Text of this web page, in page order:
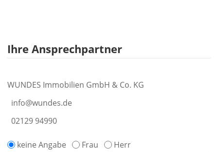
Ihre Ansprechpartner
WUNDES Immobilien GmbH & Co. KG
info@wundes.de
02129 94990
keine Angabe Frau Herr